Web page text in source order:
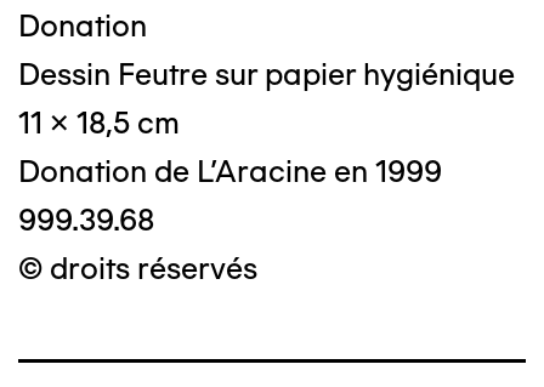
Donation
Dessin Feutre sur papier hygiénique
11 x 18,5 cm
Donation de L'Aracine en 1999
999.39.68
© droits réservés